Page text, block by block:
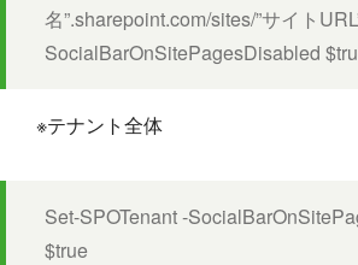
名”.sharepoint.com/sites/”サイト
SocialBarOnSitePagesDisabled
※テナント全体
Set-SPOTenant -
$true​